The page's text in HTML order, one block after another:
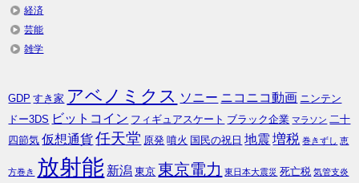
経済
芸能
雑学
GDP すき家 アベノミクス ソニー ニコニコ動画 ニンテン
ドー3DS ビットコイン フィギュアスケート ブラック企業 マラソン 二十
四節気 仮想通貨 任天堂 原発 噴火 国民の祝日 地震 増税 巻きずし 恵
方巻き 放射能 新潟 東京 東京電力 東日本大震災 死亡税 気管支炎